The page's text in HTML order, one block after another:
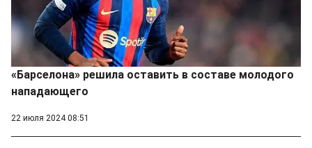
«Барселона» решила оставить в составе молодого
нападающего
22 июля 2024 08:51